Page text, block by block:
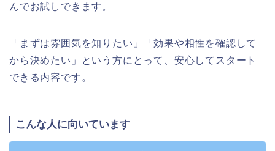
んでお試しできます。
「まずは雰囲気を知りたい」「効果や相性を確認して
から決めたい」という方にとって、安心してスタート
できる内容です。
こんな人に向いています